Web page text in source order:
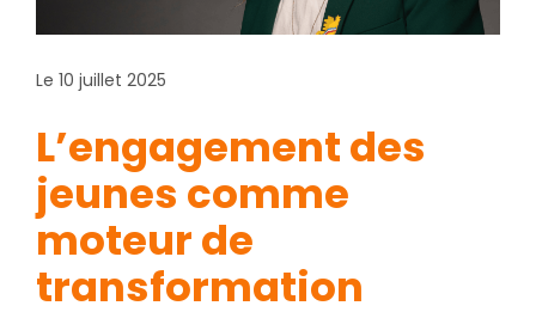
Le 10 juillet 2025
L’engagement des
jeunes comme
moteur de
transformation